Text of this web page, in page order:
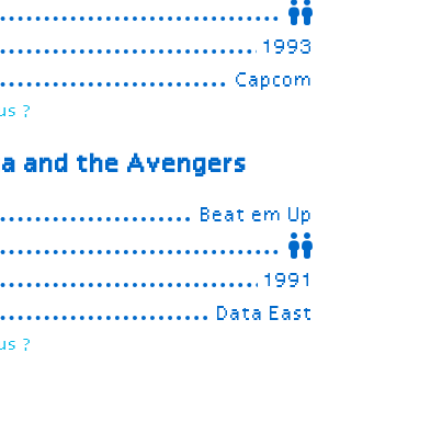
1993
Capcom
?
and the Avengers
Beat em Up
1991
Data East
?